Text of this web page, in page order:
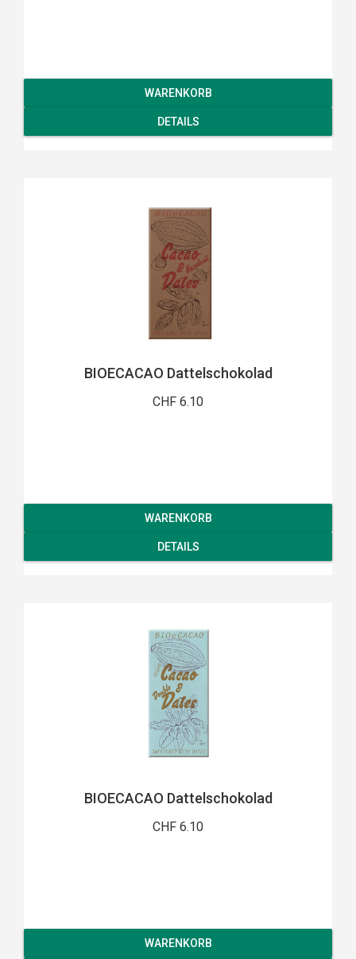
WARENKORB
DETAILS
BIOECACAO Dattelschokolad
CHF 6.10
WARENKORB
DETAILS
BIOECACAO Dattelschokolad
CHF 6.10
WARENKORB